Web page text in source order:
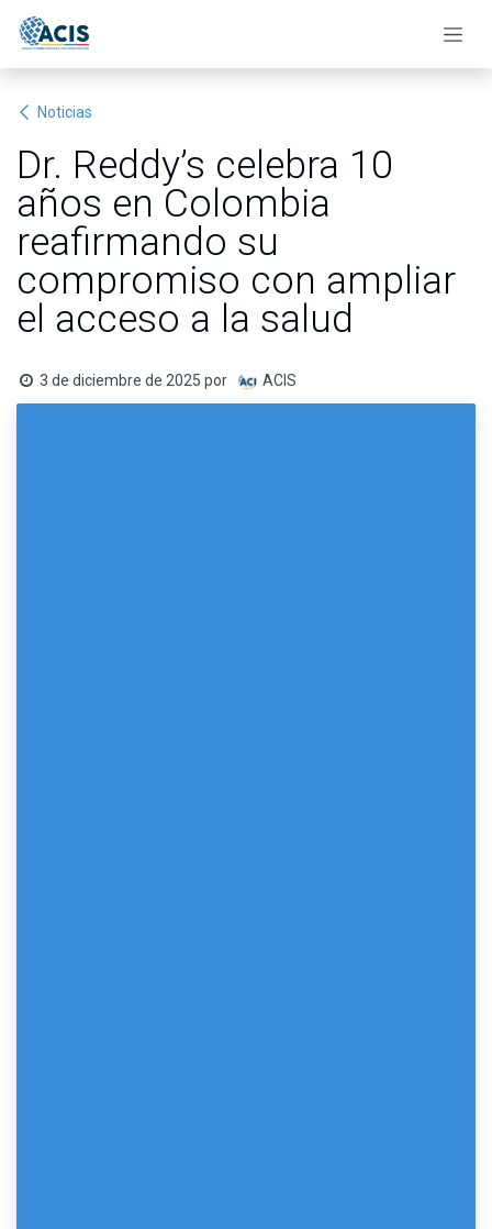
Noticias
Dr. Reddy’s celebra 10
años en Colombia
reafirmando su
compromiso con ampliar
el acceso a la salud
3 de diciembre de 2025 por ACIS